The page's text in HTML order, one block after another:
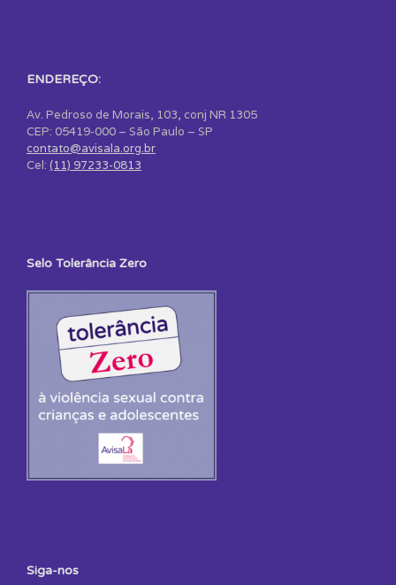
ENDEREÇO:
Av. Pedroso de Morais, 103, conj NR 1305
CEP: 05419-000 – São Paulo – SP
contato@avisala.org.br
Cel: (11) 97233-0813
Selo Tolerância Zero
Siga-nos